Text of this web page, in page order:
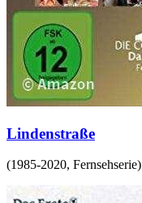
Lindenstraße
(1985-2020, Fernsehserie)